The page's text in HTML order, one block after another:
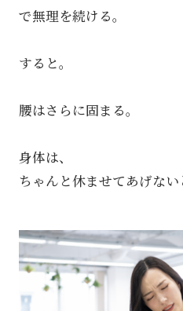
で無理を続ける。
すると。
腰はさらに固まる。
身体は、
ちゃんと休ませてあげな